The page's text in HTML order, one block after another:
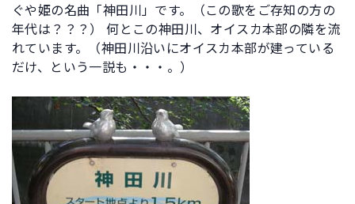
ぐや姫の名曲「神田川」です。（この歌をご存知の方の
年代は？？？） 何とこの神田川、オイスカ本部の隣を流
れています。（神田川沿いにオイスカ本部が建っている
だけ、という一説も・・・。）